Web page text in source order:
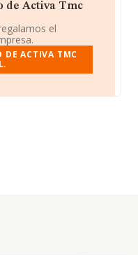
de Activa Tmc
el
DE ACTIVA TMC